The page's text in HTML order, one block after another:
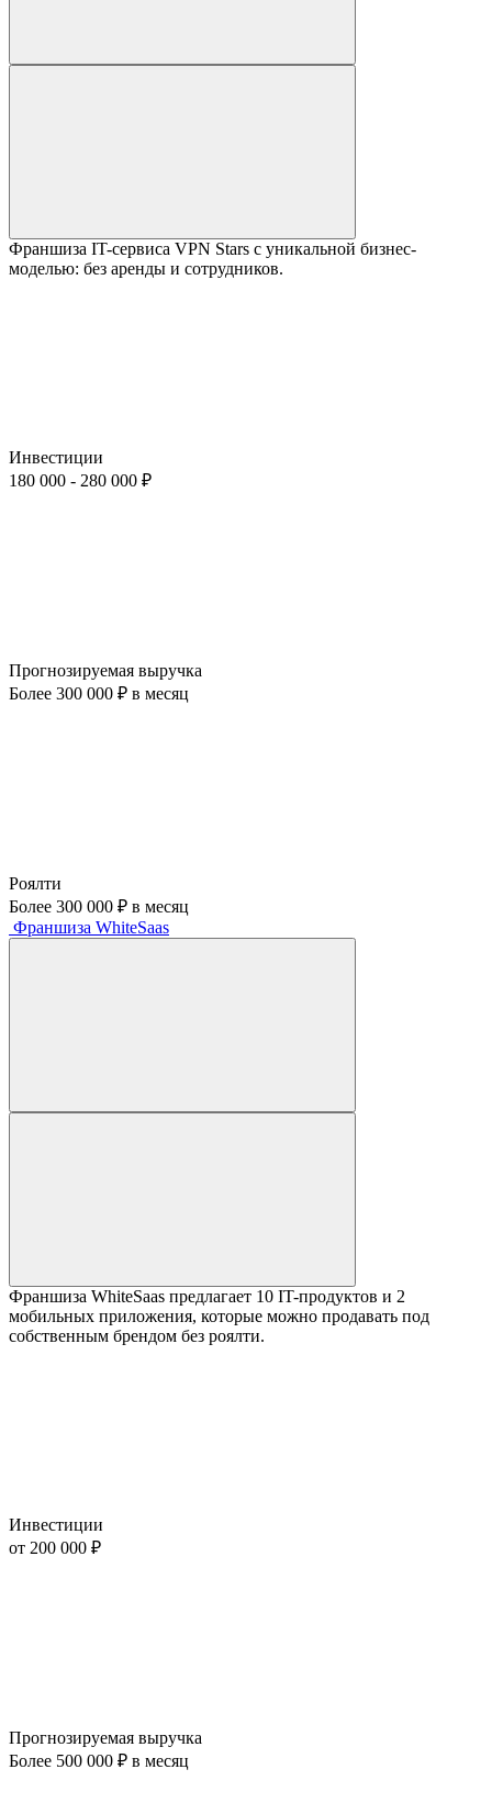
Франшиза IT-сервиса VPN Stars с уникальной бизнес-
моделью: без аренды и сотрудников.
Инвестиции
180 000 - 280 000 ₽
Прогнозируемая выручка
Более 300 000 ₽ в месяц
Роялти
Более 300 000 ₽ в месяц
Франшиза WhiteSaas
Франшиза WhiteSaas предлагает 10 IT-продуктов и 2
мобильных приложения, которые можно продавать под
собственным брендом без роялти.
Инвестиции
от 200 000 ₽
Прогнозируемая выручка
Более 500 000 ₽ в месяц